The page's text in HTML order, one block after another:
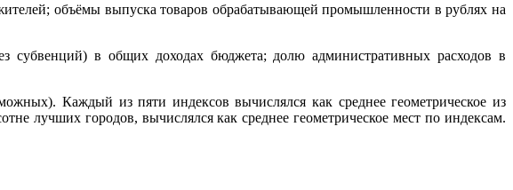
объёмы выпуска товаров обрабатывающей промышленности в рублях на
субвенций) в общих доходах бюджета; долю административных расходов в
Каждый из пяти индексов вычислялся как среднее геометрическое из
лучших городов, вычислялся как среднее геометрическое мест по индексам.